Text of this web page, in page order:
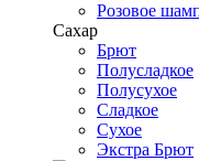
Розовое
Сахар
Брют
Полусладкое
Полусухое
Сладкое
Сухое
Экстра Брют